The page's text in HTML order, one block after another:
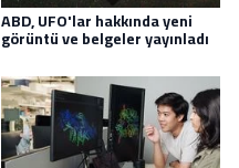
ABD, UFO'lar hakkında yeni
görüntü ve belgeler yayınladı